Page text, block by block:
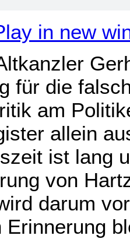
in new
für die
am
allein
ist lang
von
darum
Erinnerung